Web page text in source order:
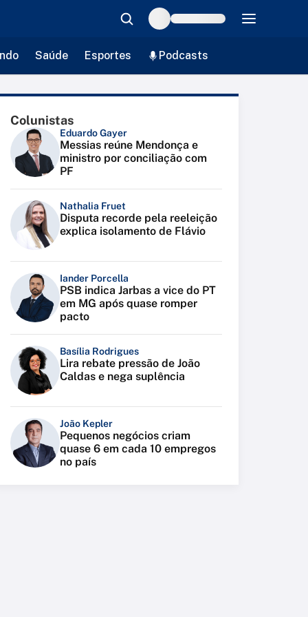
Saúde Esportes Podcasts
Colunistas
Eduardo Gayer
Messias reúne Mendonça e
ministro por conciliação com
PF
Nathalia Fruet
Disputa recorde pela reeleição
explica isolamento de Flávio
Iander Porcella
PSB indica Jarbas a vice do PT
em MG após quase romper
pacto
Basília Rodrigues
Lira rebate pressão de João
Caldas e nega suplência
João Kepler
Pequenos negócios criam
quase 6 em cada 10 empregos
no país